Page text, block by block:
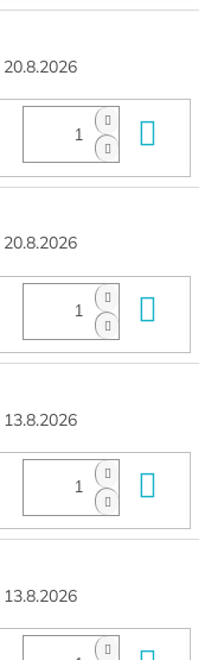
20.8.2026
20.8.2026
13.8.2026
13.8.2026